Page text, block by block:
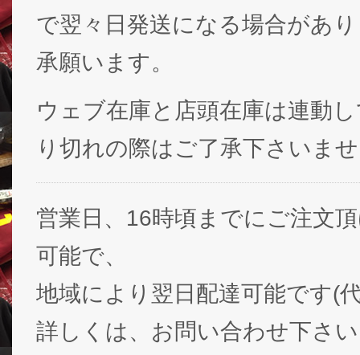
で翌々日発送になる場合があ
承願います。
ウェブ在庫と店頭在庫は連動
り切れの際はご了承下さいま
営業日、16時頃までにご注文
可能で、
地域により翌日配達可能です(
詳しくは、お問い合わせ下さ